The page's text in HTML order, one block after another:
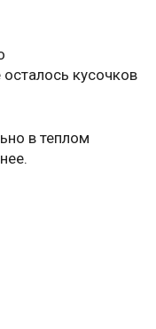
кусочков
в теплом